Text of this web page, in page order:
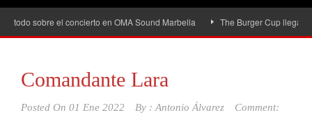
sobre el concierto en OMA Sound Marbella The Burger Cup llega a
Comandante Lara
Posted On 01 Ene 2022 By : Antonio Álvarez
Comment: